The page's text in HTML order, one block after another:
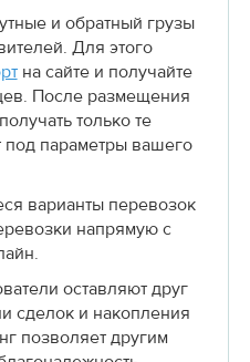
и обратный грузы
Для этого
на сайте и получайте
После размещения
только те
под параметры вашего
варианты перевозок
напрямую с
оставляют друг
сделок и накопления
позволяет другим